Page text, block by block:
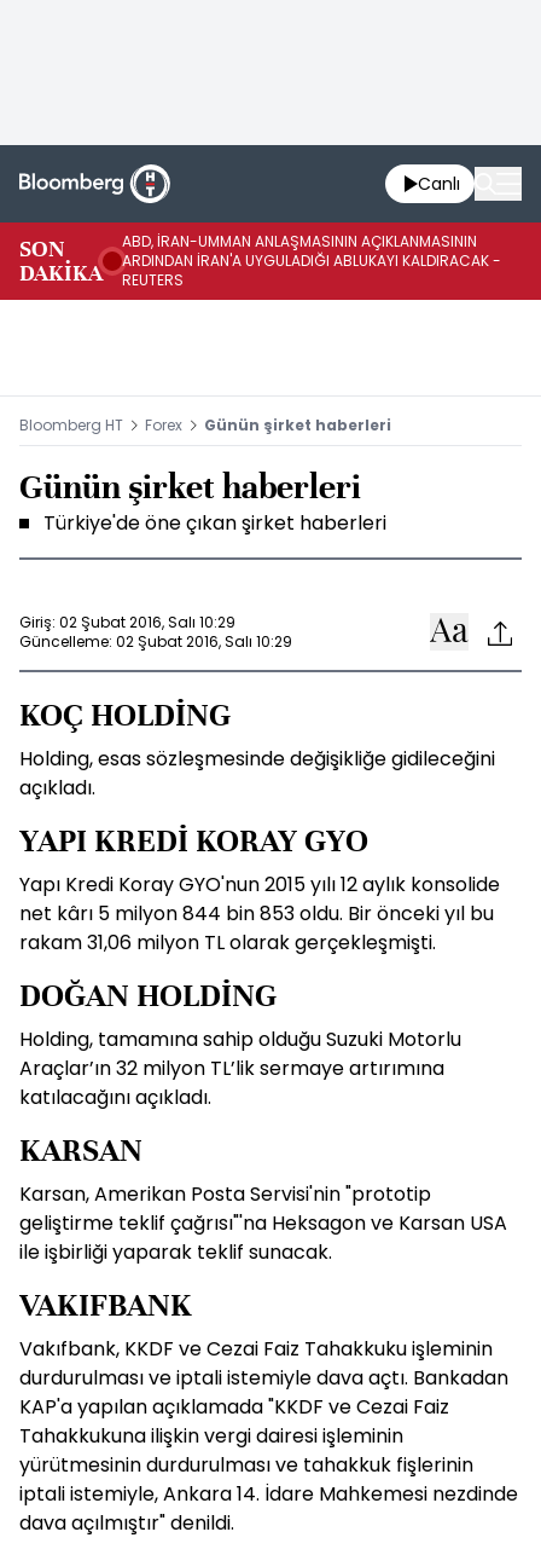
Canlı
SON
DAKİKA
ABD, İRAN-UMMAN ANLAŞMASININ AÇIKLANMASININ
ARDINDAN İRAN'A UYGULADIĞI ABLUKAYI KALDIRACAK -
REUTERS
Bloomberg HT Forex Günün şirket haberleri
Günün şirket haberleri
Türkiye'de öne çıkan şirket haberleri
Giriş: 02 Şubat 2016, Salı 10:29
Güncelleme: 02 Şubat 2016, Salı 10:29
KOÇ HOLDİNG
Holding, esas sözleşmesinde değişikliğe gidileceğini
açıkladı.
YAPI KREDİ KORAY GYO
Yapı Kredi Koray GYO'nun 2015 yılı 12 aylık konsolide
net kârı 5 milyon 844 bin 853 oldu. Bir önceki yıl bu
rakam 31,06 milyon TL olarak gerçekleşmişti.
DOĞAN HOLDİNG
Holding, tamamına sahip olduğu Suzuki Motorlu
Araçlar’ın 32 milyon TL’lik sermaye artırımına
katılacağını açıkladı.
KARSAN
Karsan, Amerikan Posta Servisi'nin "prototip
geliştirme teklif çağrısı"'na Heksagon ve Karsan USA
ile işbirliği yaparak teklif sunacak.
VAKIFBANK
Vakıfbank, KKDF ve Cezai Faiz Tahakkuku işleminin
durdurulması ve iptali istemiyle dava açtı. Bankadan
KAP'a yapılan açıklamada "KKDF ve Cezai Faiz
Tahakkukuna ilişkin vergi dairesi işleminin
yürütmesinin durdurulması ve tahakkuk fişlerinin
iptali istemiyle, Ankara 14. İdare Mahkemesi nezdinde
dava açılmıştır" denildi.